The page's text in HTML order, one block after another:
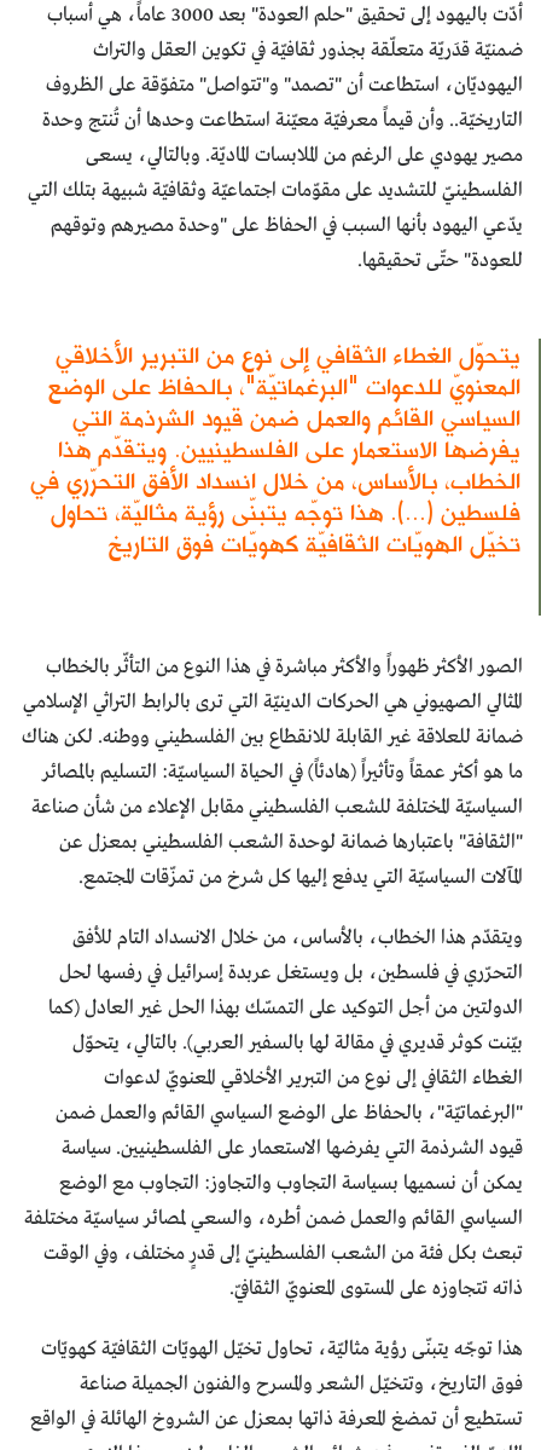
أدّت باليهود إلى تحقيق "حلم العودة" بعد 3000 عاماً، هي أسباب
ضمنيّة قدَريّة متعلّقة بجذور ثقافيّة في تكوين العقل والتراث
اليهوديّان، استطاعت أن "تصمد" و"تتواصل" متفوّقة على الظروف
التاريخيّة.. وأن قيماً معرفيّة معيّنة استطاعت وحدها أن تُنتج وحدة
مصير يهودي على الرغم من الملابسات الماديّة. وبالتالي، يسعى
الفلسطينيّ للتشديد على مقوّمات اجتماعيّة وثقافيّة شبيهة بتلك التي
يدّعي اليهود بأنها السبب في الحفاظ على "وحدة مصيرهم وتوقهم
للعودة" حتّى تحقيقها.
يتحوّل الغطاء الثقافي إلى نوع من التبرير الأخلاقي
المعنويّ للدعوات "البرغماتيّة"، بالحفاظ على الوضع
السياسي القائم والعمل ضمن قيود الشرذمة التي
يفرضها الاستعمار على الفلسطينيين. ويتقدّم هذا
الخطاب، بالأساس، من خلال انسداد الأفق التحرّري في
فلسطين (...). هذا توجّه يتبنّى رؤية مثاليّة، تحاول
تخيّل الهويّات الثقافيّة كهويّات فوق التاريخ
الصور الأكثر ظهوراً والأكثر مباشرة في هذا النوع من التأثّر بالخطاب
المثالي الصهيوني هي الحركات الدينيّة التي ترى بالرابط التراثي الإسلامي
ضمانة للعلاقة غير القابلة للانقطاع بين الفلسطيني ووطنه. لكن هناك
ما هو أكثر عمقاً وتأثيراً (هادئاً) في الحياة السياسيّة: التسليم بالمصائر
السياسيّة المختلفة للشعب الفلسطيني مقابل الإعلاء من شأن صناعة
"الثقافة" باعتبارها ضمانة لوحدة الشعب الفلسطيني بمعزل عن
المآلات السياسيّة التي يدفع إليها كل شرخ من تمزّقات المجتمع.
ويتقدّم هذا الخطاب، بالأساس، من خلال الانسداد التام للأفق
التحرّري في فلسطين، بل ويستغل عربدة إسرائيل في رفسها لحل
الدولتين من أجل التوكيد على التمسّك بهذا الحل غير العادل (كما
بيّنت كوثر قديري في مقالة لها بالسفير العربي). بالتالي، يتحوّل
الغطاء الثقافي إلى نوع من التبرير الأخلاقي المعنويّ لدعوات
"البرغماتيّة"، بالحفاظ على الوضع السياسي القائم والعمل ضمن
قيود الشرذمة التي يفرضها الاستعمار على الفلسطينيين. سياسة
يمكن أن نسميها بسياسة التجاوب والتجاوز: التجاوب مع الوضع
السياسي القائم والعمل ضمن أطره، والسعي لمصائر سياسيّة مختلفة
تبعث بكل فئة من الشعب الفلسطينيّ إلى قدرٍ مختلف، وفي الوقت
ذاته تتجاوزه على المستوى المعنويّ الثقافيّ.
هذا توجّه يتبنّى رؤية مثاليّة، تحاول تخيّل الهويّات الثقافيّة كهويّات
فوق التاريخ، وتتخيّل الشعر والمسرح والفنون الجميلة صناعة
تستطيع أن تمضغ المعرفة ذاتها بمعزل عن الشروخ الهائلة في الواقع